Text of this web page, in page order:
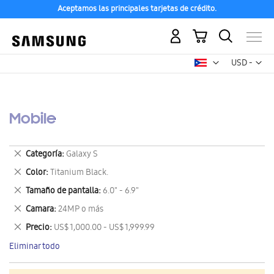
Aceptamos las principales tarjetas de crédito.
USD -
dólar
Mi carrito
Mobile
Categoría Galaxy S
Eliminar
este
artículo
Color Titanium Black.
Eliminar
este
artículo
Tamaño de pantalla 6.0" - 6.9"
Eliminar
este
artículo
Camara 24MP o más
Eliminar
este
artículo
Precio US$ 1,000.00 - US$ 1,999.99
Eliminar
este
artículo
Eliminar todo